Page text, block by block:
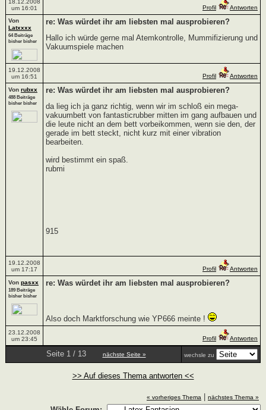
18.12.2008
um 16:01
Profil
Antworten
Von
Latxxxx
64 Beiträge
bisher bisher
re: Was würdet ihr am liebsten mal ausprobieren?
Hallo ich würde gerne mal Atemkontrolle, Mummifizierung und
Vakuumspiele machen
19.12.2008
um 16:51
Profil Antworten
Von rubxx
488 Beiträge
bisher bisher
re: Was würdet ihr am liebsten mal ausprobieren?
da lieg ich ja ganz richtig, wenn wir im schloß ein mega-
vakuumbett von fantasticrubber mitten im gang aufbauen und
die leute nicht an dem bett vorbeikommen, wenn sie den, der
gerade im bett steckt, nicht kurz mit einer vibration
bearbeiten.
wird bestimmt ein spaß.
rubmi
915
19.12.2008
um 17:17
Profil Antworten
Von pasxx
189 Beiträge
bisher bisher
re: Was würdet ihr am liebsten mal ausprobieren?
Also doch Marktforschung wie YP666 meinte !
23.12.2008
um 23:45
Profil Antworten
Seite 1 / 13 nächste Seite » wechsle zu
>> Auf dieses Thema antworten <<
« vorheriges Thema nächstes Thema »